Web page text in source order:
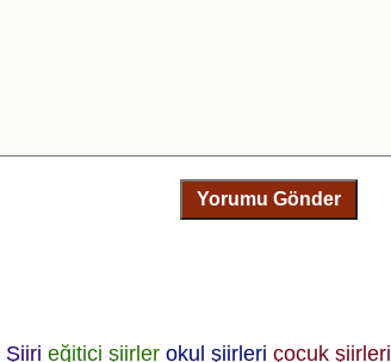
Yorumu Gönder
Şiiri eğitici şiirler okul şiirleri çocuk şiirleri